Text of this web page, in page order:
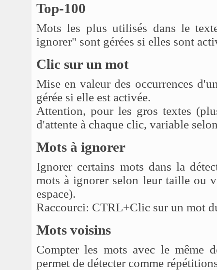
Top-100
Mots les plus utilisés dans le
ignorer" sont gérées si elles sont
Clic sur un mot
Mise en valeur des occurrences
gérée si elle est activée.
Attention, pour les gros textes
d'attente à chaque clic, variable
Mots à ignorer
Ignorer certains mots dans la
mots à ignorer selon leur taille ou
espace).
Raccourci: CTRL+Clic sur un mot
Mots voisins
Compter les mots avec le même
permet de détecter comme